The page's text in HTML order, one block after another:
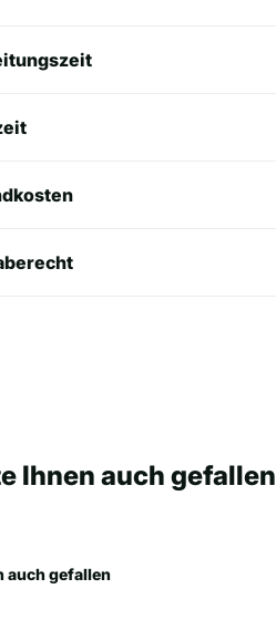
Ihnen auch gefallen
auch gefallen